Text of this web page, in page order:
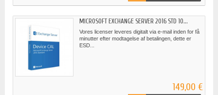
MICROSOFT EXCHANGE SERVER 2016 STD 10...
Vores licenser leveres digitalt via e-mail inden for få
minutter efter modtagelse af betalingen, dette er
ESD...
149,00 €